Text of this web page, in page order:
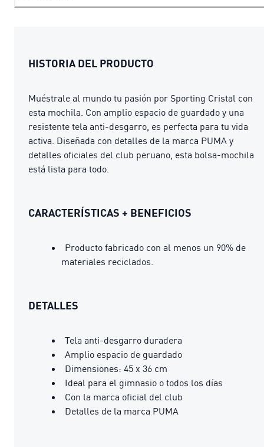
HISTORIA DEL PRODUCTO
Muéstrale al mundo tu pasión por Sporting Cristal con
esta mochila. Con amplio espacio de guardado y una
resistente tela anti-desgarro, es perfecta para tu vida
activa. Diseñada con detalles de la marca PUMA y
detalles oficiales del club peruano, esta bolsa-mochila
está lista para todo.
CARACTERÍSTICAS + BENEFICIOS
Producto fabricado con al menos un 90% de
materiales reciclados.
DETALLES
Tela anti-desgarro duradera
Amplio espacio de guardado
Dimensiones: 45 x 36 cm
Ideal para el gimnasio o todos los días
Con la marca oficial del club
Detalles de la marca PUMA